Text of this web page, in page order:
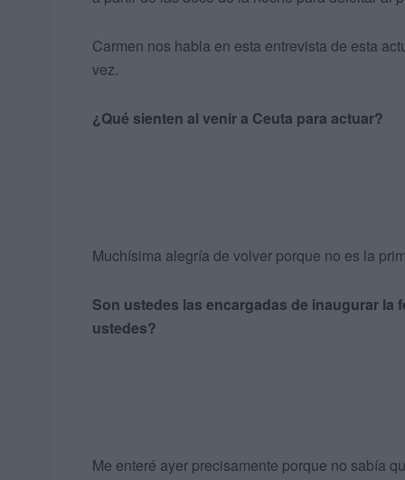
Carmen nos habla en esta entrevista de esta
vez.
¿Qué sienten al venir a Ceuta para actuar?
Muchísima alegría de volver porque no es la
Son ustedes las encargadas de inaugurar
ustedes?
Me enteré ayer precisamente porque no sabía